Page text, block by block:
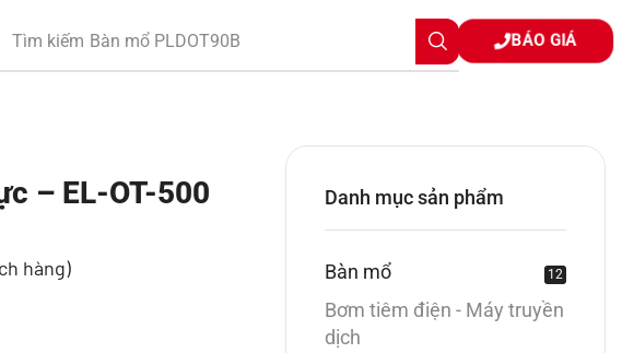
Tìm kiếm Dao mổ điện BÁO GIÁ
– EL-OT-500
hàng)
Danh mục sản phẩm
Bàn mổ 12
Bơm tiêm điện - Máy truyền
dịch